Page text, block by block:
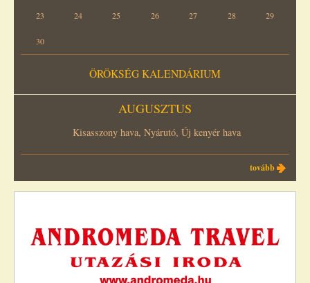
23 24 25 26 27 28 29
30
ÖRÖKSÉG KALENDÁRIUM
AUGUSZTUS
Kisasszony hava, Nyárutó, Új kenyér hava
tovább